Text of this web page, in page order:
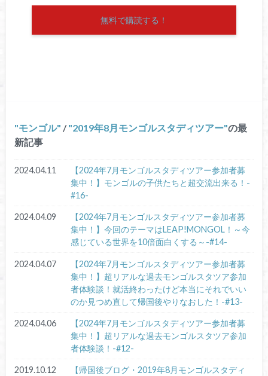
無料で購読する！
モンゴル / 2019年8月モンゴルスタディツアー の最
新記事
2024.04.11
【2024年7月モンゴルスタディツアー参加者募
集中！】モンゴルの子供たちと超交流出来る！-
#16-
2024.04.09
【2024年7月モンゴルスタディツアー参加者募
集中！】今回のテーマはLEAP!MONGOL！～今
感じている世界を10倍面白くする～-#14-
2024.04.07
【2024年7月モンゴルスタディツアー参加者募
集中！】超リアルな過去モンゴルスタツア参加
者体験談！就活終わったけど本当にそれでいい
のか見つめ直して帰国後やりなおした！-#13-
2024.04.06
【2024年7月モンゴルスタディツアー参加者募
集中！】超リアルな過去モンゴルスタツア参加
者体験談！-#12-
2019.10.12
【帰国後ブログ・2019年8月モンゴルスタディ